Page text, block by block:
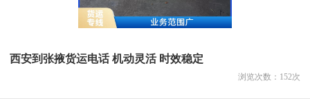
西安到张掖货运电话 机动灵活 时效稳定
浏览次数： 152次